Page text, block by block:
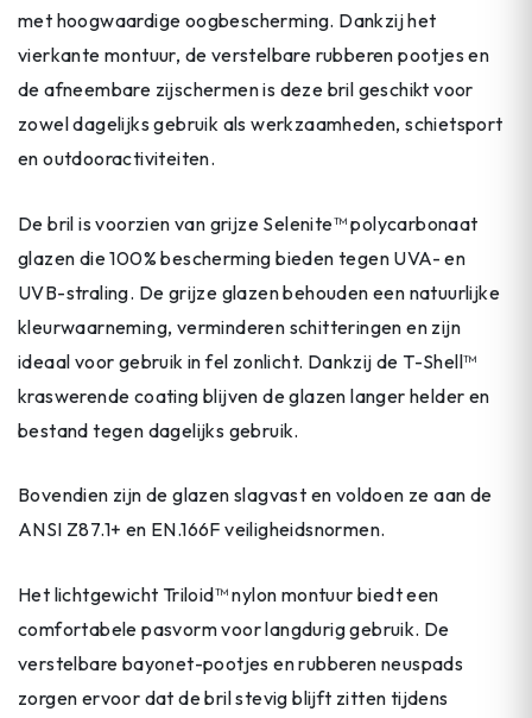
met hoogwaardige oogbescherming. Dankzij het
vierkante montuur, de verstelbare rubberen pootjes en
de afneembare zijschermen is deze bril geschikt voor
zowel dagelijks gebruik als werkzaamheden, schietsport
en outdooractiviteiten.
De bril is voorzien van grijze Selenite™ polycarbonaat
glazen die 100% bescherming bieden tegen UVA- en
UVB-straling. De grijze glazen behouden een natuurlijke
kleurwaarneming, verminderen schitteringen en zijn
ideaal voor gebruik in fel zonlicht. Dankzij de T-Shell™
kraswerende coating blijven de glazen langer helder en
bestand tegen dagelijks gebruik.
Bovendien zijn de glazen slagvast en voldoen ze aan de
ANSI Z87.1+ en EN.166F veiligheidsnormen.
Het lichtgewicht Triloid™ nylon montuur biedt een
comfortabele pasvorm voor langdurig gebruik. De
verstelbare bayonet-pootjes en rubberen neuspads
zorgen ervoor dat de bril stevig blijft zitten tijdens